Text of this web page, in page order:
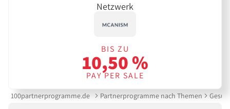
Netzwerk
BIS ZU
10,50 %
PAY PER SALE
100partnerprogramme.de Partnerprogramme nach Themen